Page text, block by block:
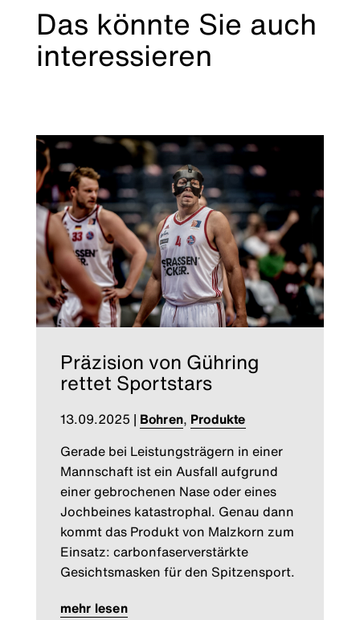
Das könnte Sie auch
interessieren
Präzision von Gühring
rettet Sportstars
13.09.2025 | Bohren, Produkte
Gerade bei Leistungsträgern in einer
Mannschaft ist ein Ausfall aufgrund
einer gebrochenen Nase oder eines
Jochbeines katastrophal. Genau dann
kommt das Produkt von Malzkorn zum
Einsatz: carbonfaserverstärkte
Gesichtsmasken für den Spitzensport.
mehr lesen